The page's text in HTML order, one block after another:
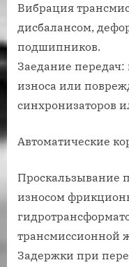
Вибрация
дисбалансом,
подшипников.
Заедание передач:
износа или
синхронизаторов
Автоматические
Проскальзывание
износом
трансмиссионной
Задержки при